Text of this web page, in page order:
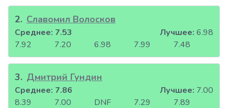
2. Славомил Волосков
7.92 7.20 6.98 7.99 7.48
Среднее: 7.53 Лучшее: 6.98
3. Дмитрий Гундин
8.39 7.00 DNF 7.29 7.89
Среднее: 7.86 Лучшее: 7.00